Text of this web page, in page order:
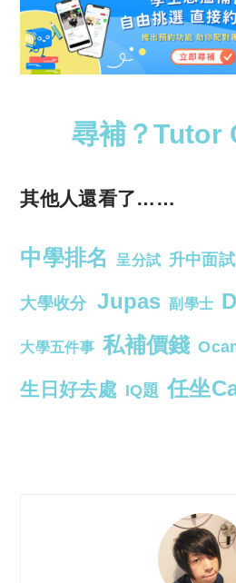
尋補？Tutor
其他人還看了……
中學排名 呈分試 升中面試
大學收分 Jupas 副學士
大學五件事 私補價錢
生日好去處 IQ題 任坐